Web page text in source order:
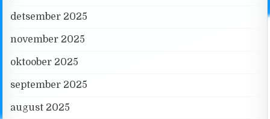
detsember 2025
november 2025
oktoober 2025
september 2025
august 2025